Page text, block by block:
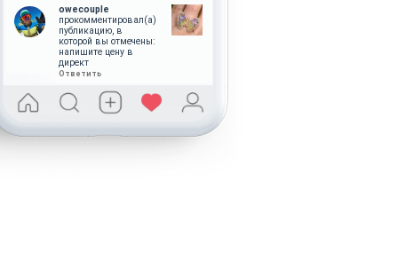
owecouple
прокомментировал(а)
публикацию, в
которой вы отмечены:
напишите цену в
директ
Ответить